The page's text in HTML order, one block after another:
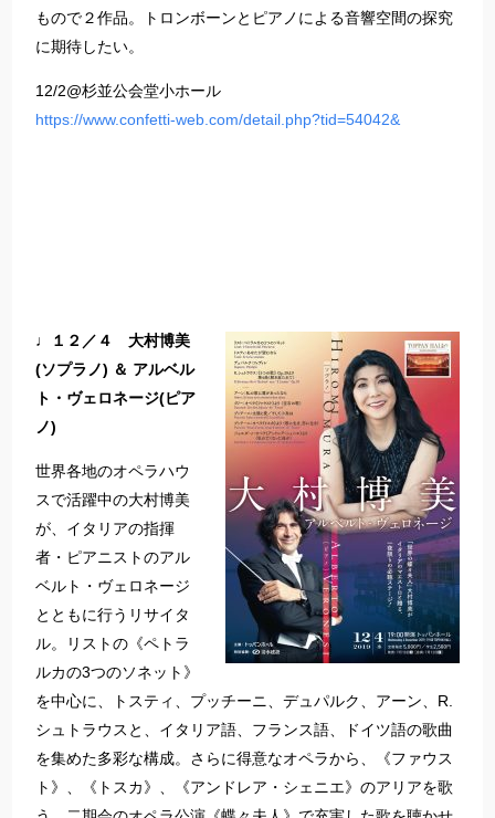
もので２作品。トロンボーンとピアノによる音響空間の探究
に期待したい。
12/2@杉並公会堂小ホール
https://www.confetti-web.com/detail.php?tid=54042&
♩１２／４ 大村博美
(ソプラノ) ＆ アルベル
ト・ヴェロネージ(ピア
ノ)
世界各地のオペラハウ
スで活躍中の大村博美
が、イタリアの指揮
者・ピアニストのアル
ベルト・ヴェロネージ
とともに行うリサイタ
ル。リストの《ペトラ
ルカの3つのソネット》
を中心に、トスティ、プッチーニ、デュパルク、アーン、R.
シュトラウスと、イタリア語、フランス語、ドイツ語の歌曲
を集めた多彩な構成。さらに得意なオペラから、《ファウス
ト》、《トスカ》、《アンドレア・シェニエ》のアリアを歌